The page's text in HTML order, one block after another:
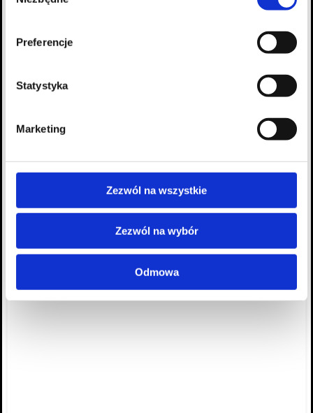
Preferencje
Statystyka
Marketing
Zezwól na wszystkie
Zezwól na wybór
Odmowa